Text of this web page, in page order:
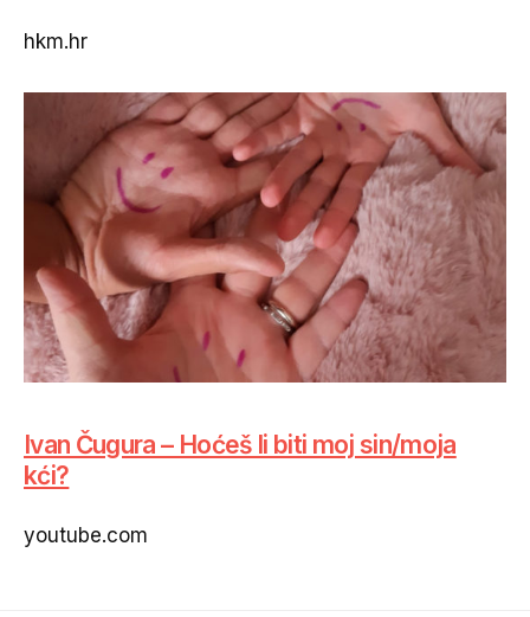
hkm.hr
Ivan Čugura – Hoćeš li biti moj sin/moja
kći?
youtube.com